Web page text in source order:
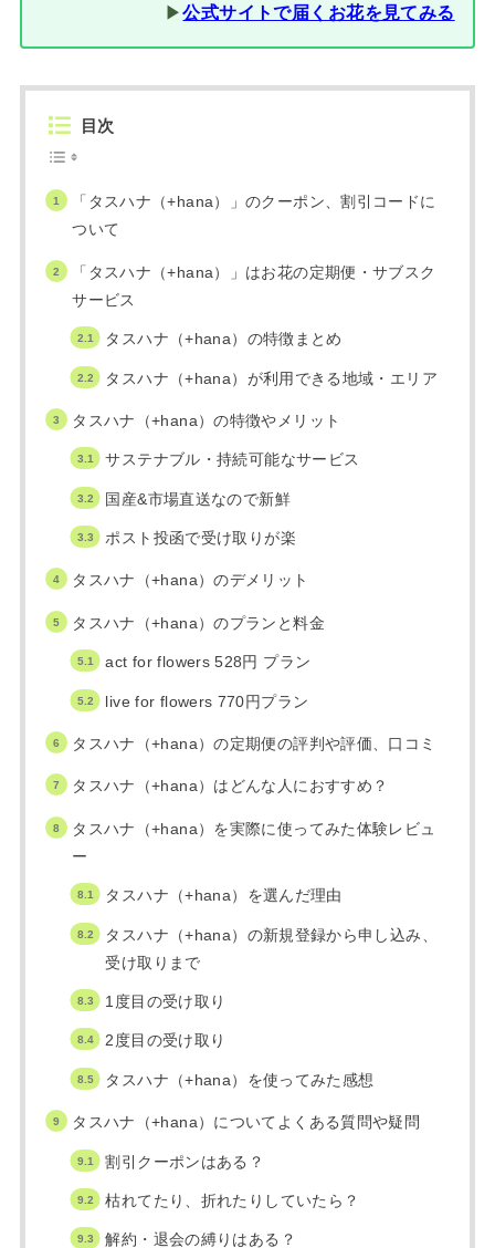
▶︎公式サイトで届くお花を見てみる
目次
「タスハナ（+hana）」のクーポン、割引コードに
ついて
「タスハナ（+hana）」はお花の定期便・サブスク
サービス
タスハナ（+hana）の特徴まとめ
タスハナ（+hana）が利用できる地域・エリア
タスハナ（+hana）の特徴やメリット
サステナブル・持続可能なサービス
国産&市場直送なので新鮮
ポスト投函で受け取りが楽
タスハナ（+hana）のデメリット
タスハナ（+hana）のプランと料金
act for flowers 528円 プラン
live for flowers 770円プラン
タスハナ（+hana）の定期便の評判や評価、口コミ
タスハナ（+hana）はどんな人におすすめ？
タスハナ（+hana）を実際に使ってみた体験レビュ
ー
タスハナ（+hana）を選んだ理由
タスハナ（+hana）の新規登録から申し込み、
受け取りまで
1度目の受け取り
2度目の受け取り
タスハナ（+hana）を使ってみた感想
タスハナ（+hana）についてよくある質問や疑問
割引クーポンはある？
枯れてたり、折れたりしていたら？
解約・退会の縛りはある？